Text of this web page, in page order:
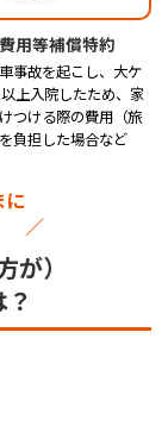
用等補償特約
事故を起こし、大ケ
上入院したため、家
つける際の費用（旅
負担した場合など
に
／
）